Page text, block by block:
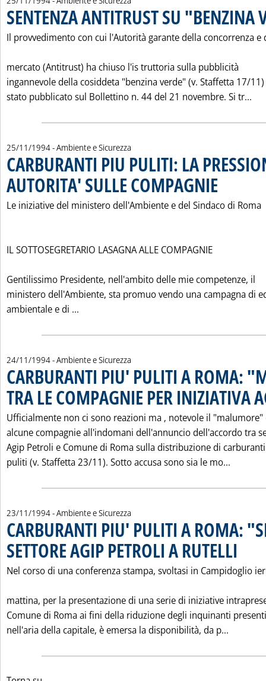
SENTENZA ANTITRUST SU "BENZINA
Il provvedimento con cui l'Autorità garante della concorrenza e
mercato (Antitrust) ha chiuso l'is truttoria sulla pubblicità
ingannevole della cosiddeta "benzina verde" (v. Staffetta 17/11)
stato pubblicato sul Bollettino n. 44 del 21 novembre. Si tr...
25/11/1994- Ambiente e Sicurezza
CARBURANTI PIU PULITI: LA
AUTORITA' SULLE COMPAGNIE
Le iniziative del ministero dell'Ambiente e del Sindaco di Roma
IL SOTTOSEGRETARIO LASAGNA ALLE COMPAGNIE
Gentilissimo Presidente, nell'ambito delle mie competenze, il
ministero dell'Ambiente, sta promuo vendo una campagna di
ambientale e di ...
24/11/1994- Ambiente e Sicurezza
CARBURANTI PIU' PULITI A ROMA:
TRA LE COMPAGNIE PER INIZIATIVA
Ufficialmente non ci sono reazioni ma ‚ notevole il "malumore"
alcune compagnie all'indomani dell'annuncio dell'accordo tra
Agip Petroli e Comune di Roma sulla distribuzione di
puliti (v. Staffetta 23/11). Sotto accusa sono sia le mo...
23/11/1994- Ambiente e Sicurezza
CARBURANTI PIU' PULITI A ROMA:
SETTORE AGIP PETROLI A RUTELLI
Nel corso di una conferenza stampa, svoltasi in Campidoglio
mattina, per la presentazione di una serie di iniziative
Comune di Roma ai fini della riduzione degli inquinanti presenti
nell'aria della capitale, è emersa la disponibilità, da p...